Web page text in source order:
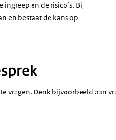
en de risico’s. Bij
en bestaat de kans op
vragen. Denk bijvoorbeeld aan